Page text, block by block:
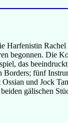
Harfenistin
begonnen. Die
das
fünf
und Jock
gälischen